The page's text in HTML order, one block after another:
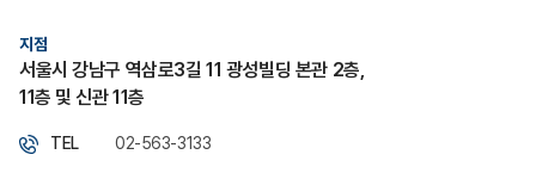
지점
서울시 강남구 역삼로3길 11 광성빌딩 본관 2층,
11층 및 신관 11층
TEL 02-563-3133